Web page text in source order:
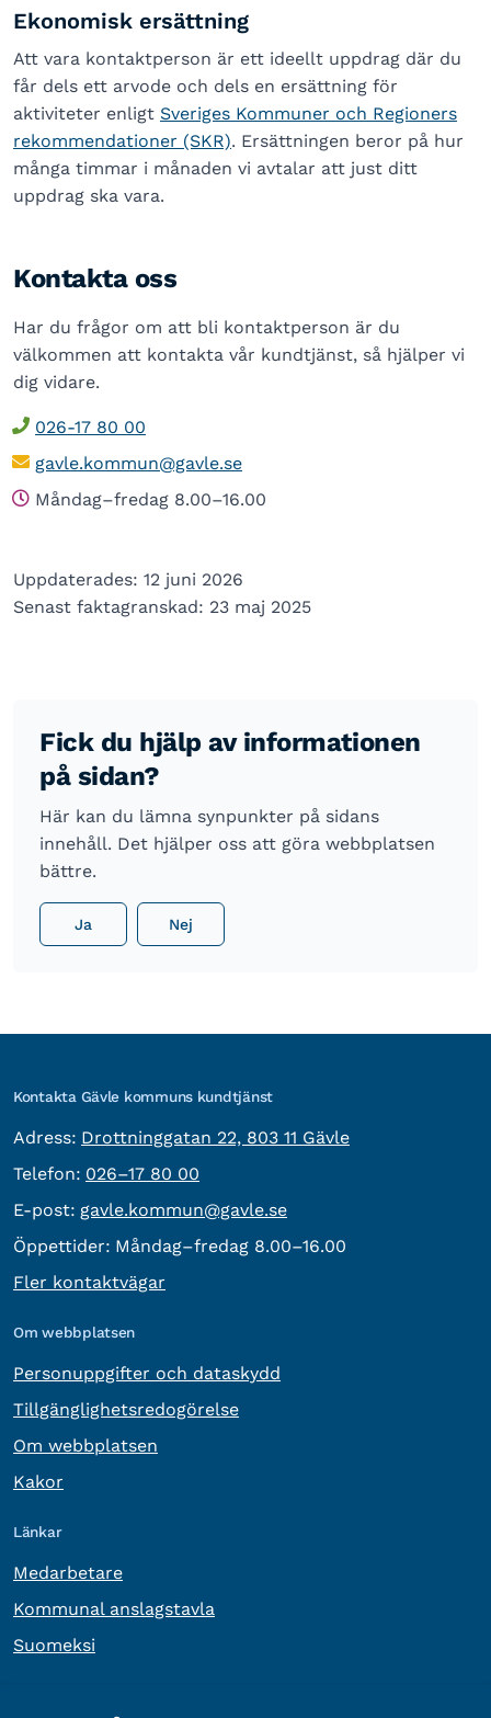
Ekonomisk ersättning
Att vara kontaktperson är ett ideellt uppdrag där du
får dels ett arvode och dels en ersättning för
aktiviteter enligt Sveriges Kommuner och Regioners
rekommendationer (SKR). Ersättningen beror på hur
många timmar i månaden vi avtalar att just ditt
uppdrag ska vara.
Kontakta oss
Har du frågor om att bli kontaktperson är du
välkommen att kontakta vår kundtjänst, så hjälper vi
dig vidare.
026-17 80 00
gavle.kommun@gavle.se
Måndag–fredag 8.00–16.00
Uppdaterades: 12 juni 2026
Senast faktagranskad: 23 maj 2025
Fick du hjälp av informationen
på sidan?
Här kan du lämna synpunkter på sidans
innehåll. Det hjälper oss att göra webbplatsen
bättre.
Ja Nej
Kontakta Gävle kommuns kundtjänst
Adress: besöksadress:
Drottninggatan 22, 803 11 Gävle
Telefon: Telefon:
026–17 80 00
E-post: E-post:
gavle.kommun@gavle.se
Öppettider: Måndag–fredag 8.00–16.00
Fler kontaktvägar
Om webbplatsen
Personuppgifter och dataskydd
Tillgänglighetsredogörelse
Om webbplatsen
Kakor
Länkar
Medarbetare
Kommunal anslagstavla
Suomeksi